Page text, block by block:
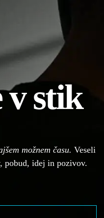
v stik
možnem času. Veseli
pobud, idej in pozivov.